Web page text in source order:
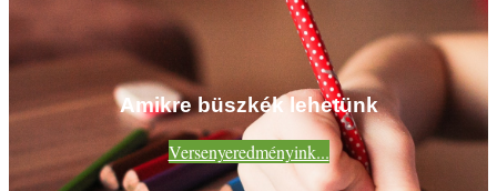
Amikre büszkék lehetünk
Versenyeredményink...